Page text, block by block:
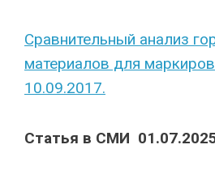
Сравнительный анализ
материалов для
10.09.2017.
Статья в СМИ